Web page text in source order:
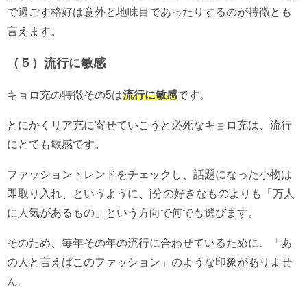
で過ごす格好は意外と地味目であったりするのが特徴とも
言えます。
（５）流行に敏感
キョロ充の特徴その5は流行に敏感です。
とにかくリア充に寄せていこうと必死なキョロ充は、流行
にとても敏感です。
ファッショントレンドをチェックし、話題になった小物は
即取り入れ、というように、j分の好きなものよりも「万人
に人気があるもの」という方向で何でも選びます。
そのため、毎年その年の流行に合わせているために、「あ
の人と言えばこのファッション」のような印象がありませ
ん。